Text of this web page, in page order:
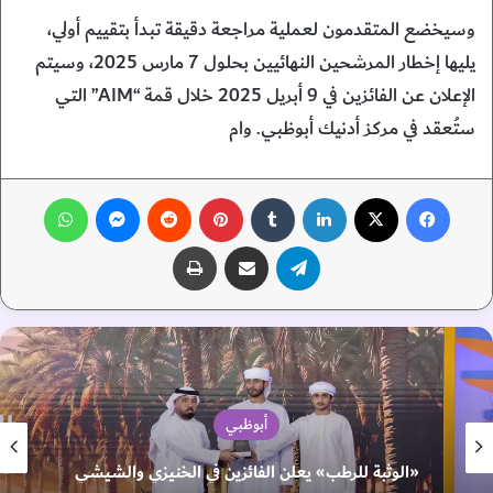
وسيخضع المتقدمون لعملية مراجعة دقيقة تبدأ بتقييم أولي،
يليها إخطار المرشحين النهائيين بحلول 7 مارس 2025، وسيتم
الإعلان عن الفائزين في 9 أبريل 2025 خلال قمة “AIM” التي
ستُعقد في مركز أدنيك أبوظبي. وام
فيسبوك بينتيريست
تيلقرام
مشاركة عبر البريد طباعة
أبوظبي
«الوثبة للرطب» يعلن الفائزين في الخنيزي والشيشي